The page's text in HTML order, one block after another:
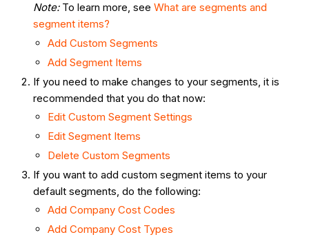
Note: To learn more, see What are segments and
segment items?
Add Custom Segments
Add Segment Items
If you need to make changes to your segments, it is
recommended that you do that now:
Edit Custom Segment Settings
Edit Segment Items
Delete Custom Segments
If you want to add custom segment items to your
default segments, do the following:
Add Company Cost Codes
Add Company Cost Types